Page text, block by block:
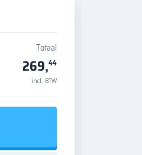
Totaal
269,44
incl. BTW